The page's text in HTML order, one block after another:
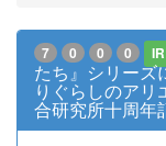
7 0 0 0 IR
たち』シリーズ
りぐらしのアリ
合研究所十周年